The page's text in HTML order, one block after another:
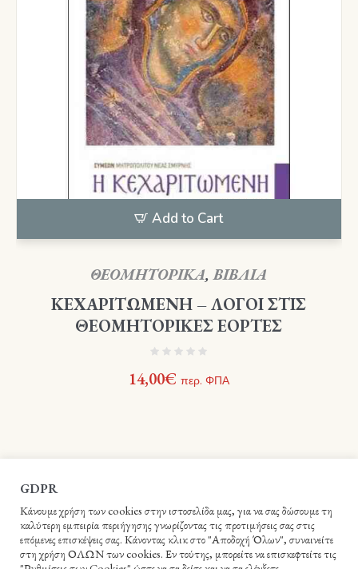
Add to Cart
ΘΕΟΜΗΤΟΡΙΚΑ,ΒΙΒΛΙΑ
ΚΕΧΑΡΙΤΩΜΕΝΗ – ΛΟΓΟΙ ΣΤΙΣ
ΘΕΟΜΗΤΟΡΙΚΕΣ ΕΟΡΤΕΣ
14,00€ περ. ΦΠΑ
GDPR
Κάνουμε χρήση των cookies στην ιστοσελίδα μας, για να σας δώσουμε τη
καλύτερη εμπειρία περιήγησης γνωρίζοντας τις προτιμήσεις σας στις
επόμενες επισκέψεις σας. Κάνοντας κλικ στο "Αποδοχή Όλων", συναινείτε
στη χρήση ΟΛΩΝ των cookies. Εν τούτης, μπορείτε να επισκεφτείτε τις